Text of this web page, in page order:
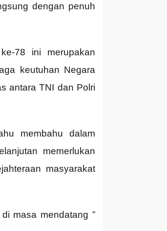
dengan penuh
78 ini merupakan
keutuhan Negara
antara TNI dan Polri
membahu dalam
memerlukan
masyarakat
masa mendatang ”